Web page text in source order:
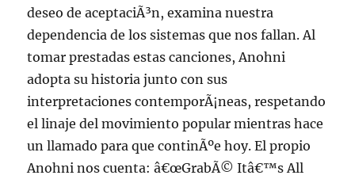
deseo de aceptaciÃ³n, examina nuestra
dependencia de los sistemas que nos fallan. Al
tomar prestadas estas canciones, Anohni
adopta su historia junto con sus
interpretaciones contemporÃ¡neas, respetando
el linaje del movimiento popular mientras hace
un llamado para que continÃºe hoy. El propio
Anohni nos cuenta: â€œGrabÃ© Itâ€™s All